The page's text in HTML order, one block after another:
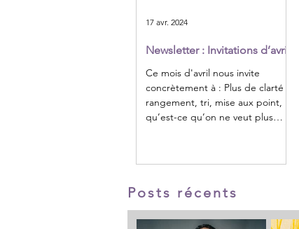
Newsletter : Invitations d’avril
Ce mois d'avril nous invite
concrètement à : Plus de clarté :
rangement, tri, mise aux point, …
qu’est-ce qu’on ne veut plus
17 avr. 2024
Posts récents